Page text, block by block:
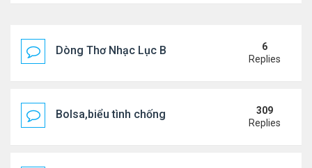
Dòng Thơ Nhạc Lục Bát Trích Đoạn - Gõ Google:
6
Replies
Bolsa,biểu tình chống ca nô.
309
Replies